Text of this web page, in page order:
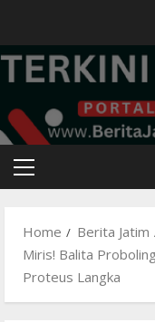
content
Primary
Home
Berita Jatim
Miris! Balita
Proteus Langka